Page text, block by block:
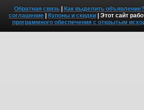
Обратная связь| Как выделить объявление?
соглашение | Купоны и скидки | Этот сайт
программного обеспечения с открытым